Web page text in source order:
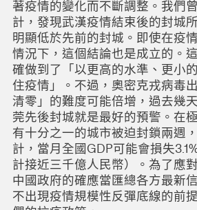
著疫情的變化而不斷調整。我們
計，發現武漢疫情結束後的封城
明顯低於先前的封城。即使在疫
情況下，這個結論也是成立的。
確做到了「以更高的水準、更小
住疫情」。不過，奧密克戎病毒
清零」的難度可能倍增，過去幾
莞先後封城就是最好的預警。在
有十分之一的城市被迫封鎖兩週
計，當月全國GDP可能會損失
計接近三千億人民幣）。為了應
中國政府的確應當匯總各方最新
不出現疫情規模性反彈底線的前